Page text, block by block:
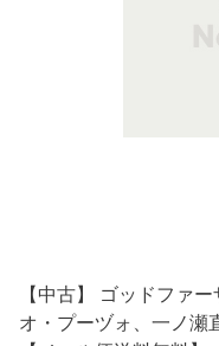
【中古】 ゴッドファ
オ・プーヅォ、一ノ瀬